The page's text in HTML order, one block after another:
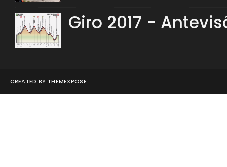
Giro 2017 -
CREATED BY THEMEXPOSE